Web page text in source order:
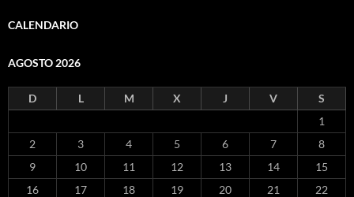
CALENDARIO
AGOSTO 2026
D L M X J V
S
1
2
3 4 5 6 7
8
9
10 11 12 13 14
15
16
17 18 19 20 21
22